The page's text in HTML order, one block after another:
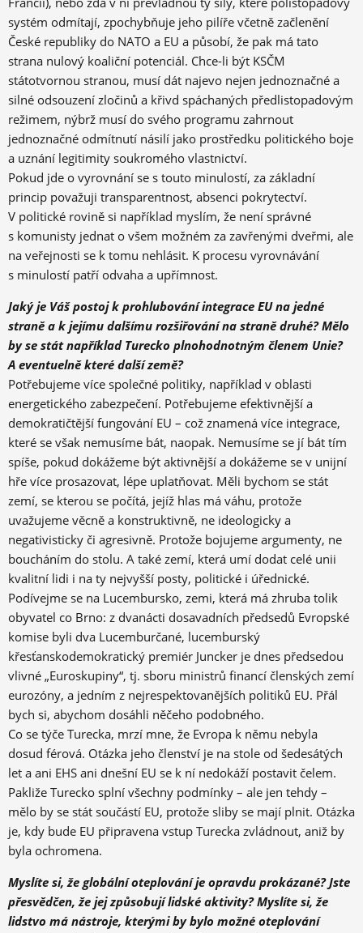
systém odmítají, zpochybňuje jeho pilíře včetně začlenění
České republiky do NATO a EU a působí, že pak má tato
strana nulový koaliční potenciál. Chce-li být KSČM
státotvornou stranou, musí dát najevo nejen jednoznačné a
silné odsouzení zločinů a křivd spáchaných předlistopadovým
režimem, nýbrž musí do svého programu zahrnout
jednoznačné odmítnutí násilí jako prostředku politického boje
a uznání legitimity soukromého vlastnictví.
Pokud jde o vyrovnání se s touto minulostí, za základní
princip považuji transparentnost, absenci pokrytectví.
V politické rovině si například myslím, že není správné
s komunisty jednat o všem možném za zavřenými dveřmi, ale
na veřejnosti se k tomu nehlásit. K procesu vyrovnávání
s minulostí patří odvaha a upřímnost.
Jaký je Váš postoj k prohlubování integrace EU na jedné
straně a k jejímu dalšímu rozšiřování na straně druhé? Mělo
by se stát například Turecko plnohodnotným členem Unie?
A eventuelně které další země?
Potřebujeme více společné politiky, například v oblasti
energetického zabezpečení. Potřebujeme efektivnější a
demokratičtější fungování EU – což znamená více integrace,
které se však nemusíme bát, naopak. Nemusíme se jí bát tím
spíše, pokud dokážeme být aktivnější a dokážeme se v unijní
hře více prosazovat, lépe uplatňovat. Měli bychom se stát
zemí, se kterou se počítá, jejíž hlas má váhu, protože
uvažujeme věcně a konstruktivně, ne ideologicky a
negativisticky či agresivně. Protože bojujeme argumenty, ne
boucháním do stolu. A také zemí, která umí dodat celé unii
kvalitní lidi i na ty nejvyšší posty, politické i úřednické.
Podívejme se na Lucembursko, zemi, která má zhruba tolik
obyvatel co Brno: z dvanácti dosavadních předsedů Evropské
komise byli dva Lucemburčané, lucemburský
křesťanskodemokratický premiér Juncker je dnes předsedou
vlivné „Euroskupiny“, tj. sboru ministrů financí členských zemí
eurozóny, a jedním z nejrespektovanějších politiků EU. Přál
bych si, abychom dosáhli něčeho podobného.
Co se týče Turecka, mrzí mne, že Evropa k němu nebyla
dosud férová. Otázka jeho členství je na stole od šedesátých
let a ani EHS ani dnešní EU se k ní nedokáží postavit čelem.
Pakliže Turecko splní všechny podmínky – ale jen tehdy –
mělo by se stát součástí EU, protože sliby se mají plnit. Otázka
je, kdy bude EU připravena vstup Turecka zvládnout, aniž by
byla ochromena.
Myslíte si, že globální oteplování je opravdu prokázané? Jste
přesvědčen, že jej způsobují lidské aktivity? Myslíte si, že
lidstvo má nástroje, kterými by bylo možné oteplování